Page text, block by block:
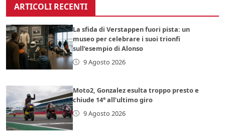
ARTICOLI RECENTI
La sfida di Verstappen fuori pista: un
museo per celebrare i suoi trionfi
sull’esempio di Alonso
9 Agosto 2026
Moto2, Gonzalez esulta troppo presto e
chiude 14° all’ultimo giro
9 Agosto 2026